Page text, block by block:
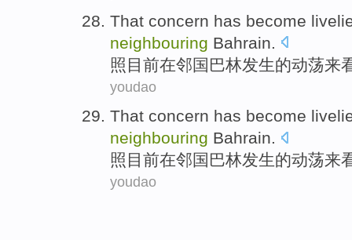
That concern has become
neighbouring Bahrain
照目前在邻国巴林发生的动荡来
youdao
That concern has become
neighbouring Bahrain.
照目前在邻国 巴林发生的动荡来
youdao